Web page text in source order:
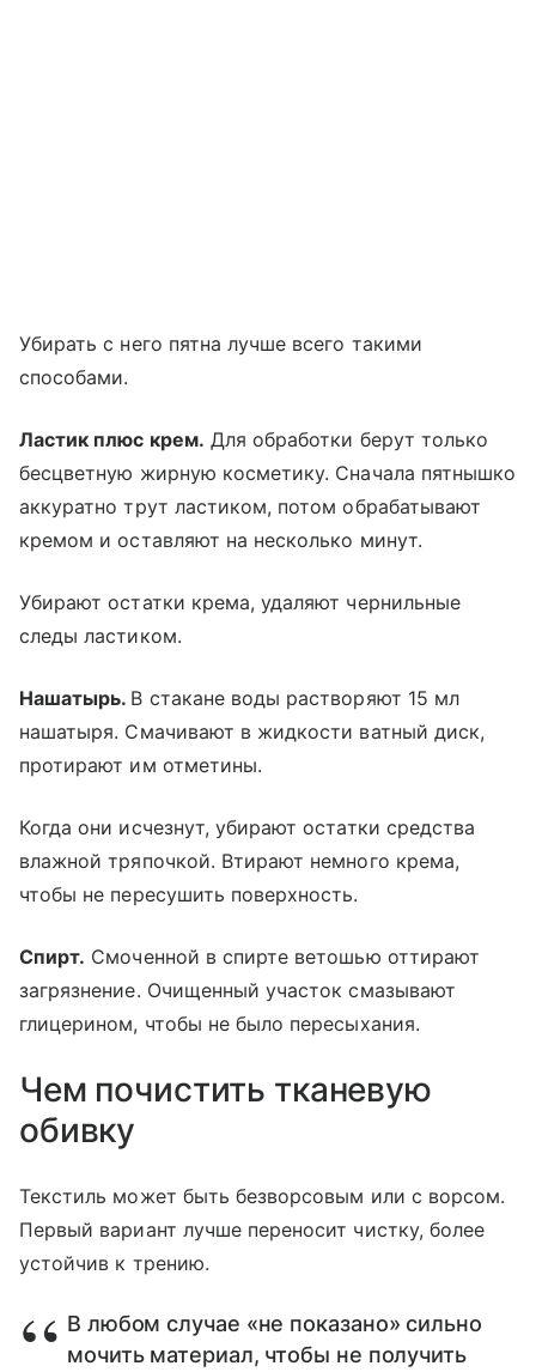
Убирать с него пятна лучше всего такими
способами.
Ластик плюс крем. Для обработки берут только
бесцветную жирную косметику. Сначала пятнышко
аккуратно трут ластиком, потом обрабатывают
кремом и оставляют на несколько минут.
Убирают остатки крема, удаляют чернильные
следы ластиком.
Нашатырь. В стакане воды растворяют 15 мл
нашатыря. Смачивают в жидкости ватный диск,
протирают им отметины.
Когда они исчезнут, убирают остатки средства
влажной тряпочкой. Втирают немного крема,
чтобы не пересушить поверхность.
Спирт. Смоченной в спирте ветошью оттирают
загрязнение. Очищенный участок смазывают
глицерином, чтобы не было пересыхания.
Чем почистить тканевую
обивку
Текстиль может быть безворсовым или с ворсом.
Первый вариант лучше переносит чистку, более
устойчив к трению.
В любом случае «не показано» сильно
мочить материал, чтобы не получить